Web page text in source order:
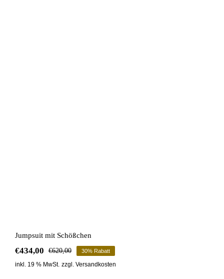
Jumpsuit mit Schößchen
€620,00Ursprünglicher
Preis
€434,00
Aktueller
Preis
30% Rabatt
inkl. 19 % MwSt. zzgl. Versandkosten